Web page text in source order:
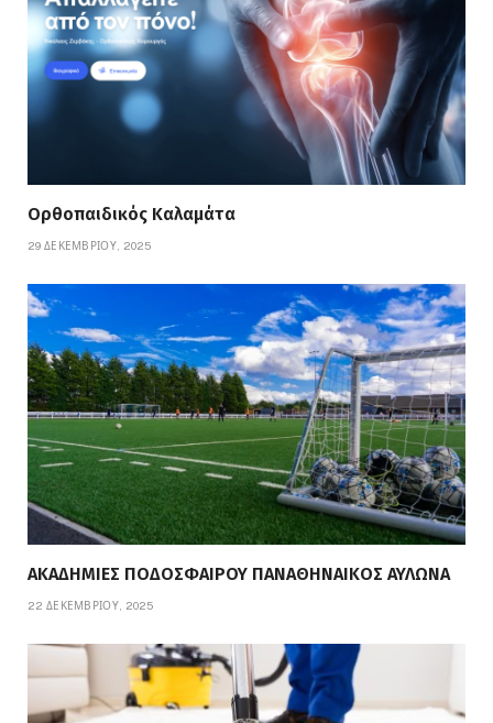
Ορθοπαιδικός Καλαμάτα
29 ΔΕΚΕΜΒΡΊΟΥ, 2025
ΑΚΑΔΗΜΙΕΣ ΠΟΔΟΣΦΑΙΡΟΥ ΠΑΝΑΘΗΝΑΙΚΟΣ ΑΥΛΩΝΑ
22 ΔΕΚΕΜΒΡΊΟΥ, 2025